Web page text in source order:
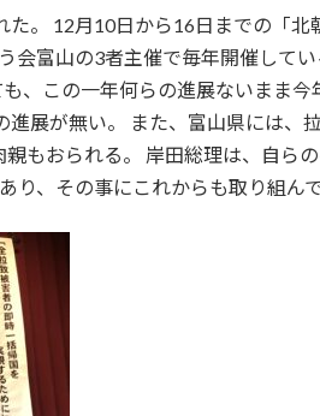
。 12月10日から16日までの「
富山の3者主催で毎年開催して
、この一年何らの進展ないまま
展が無い。 また、富山県には、
もおられる。 岸田総理は、自ら
、その事にこれからも取り組んで